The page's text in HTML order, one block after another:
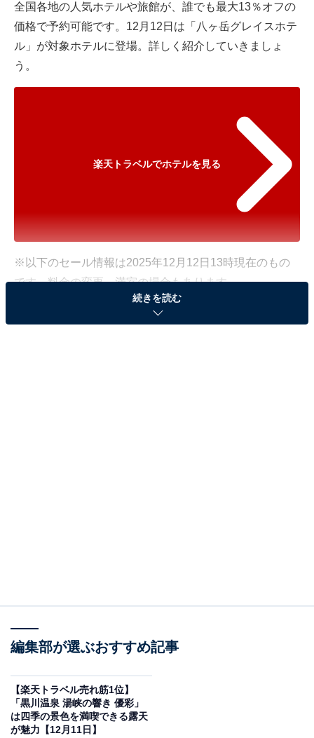
全国各地の人気ホテルや旅館が、誰でも最大13％オフの
価格で予約可能です。12月12日は「八ヶ岳グレイスホテ
ル」が対象ホテルに登場。詳しく紹介していきましょ
う。
楽天トラベルでホテルを見る
※以下のセール情報は2025年12月12日13時現在のもの
です。料金の変更、満室の場合もあります。
※本記事で紹介している商品の購入やサービスの利用により、売上の一部が
オールアバウトに還元されることがあります。
「八ヶ岳グレイスホテル」は現在特別価格で宿泊可能で
続きを読む
編集部が選ぶおすすめ記事
【楽天トラベル売れ筋1位】
「黒川温泉 湯峡の響き 優彩」
は四季の景色を満喫できる露天
が魅力【12月11日】